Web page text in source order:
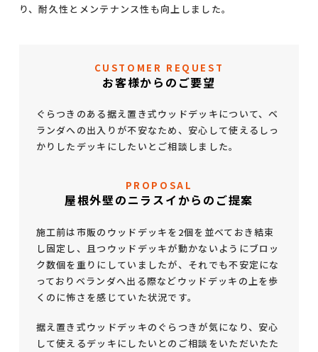
り、耐久性とメンテナンス性も向上しました。
CUSTOMER REQUEST
お客様からのご要望
ぐらつきのある据え置き式ウッドデッキについて、ベ
ランダへの出入りが不安なため、安心して使えるしっ
かりしたデッキにしたいとご相談しました。
PROPOSAL
屋根外壁のニラスイからのご提案
施工前は市販のウッドデッキを2個を並べておき結束
し固定し、且つウッドデッキが動かないようにブロッ
ク数個を重りにしていましたが、それでも不安定にな
っておりベランダへ出る際などウッドデッキの上を歩
くのに怖さを感じていた状況です。
据え置き式ウッドデッキのぐらつきが気になり、安心
して使えるデッキにしたいとのご相談をいただいたた